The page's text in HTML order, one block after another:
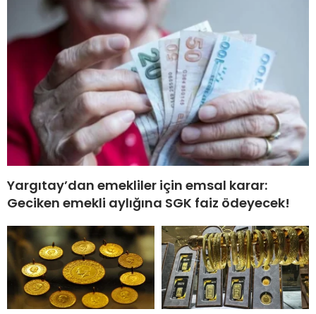
Yargıtay’dan emekliler için emsal karar:
Geciken emekli aylığına SGK faiz ödeyecek!